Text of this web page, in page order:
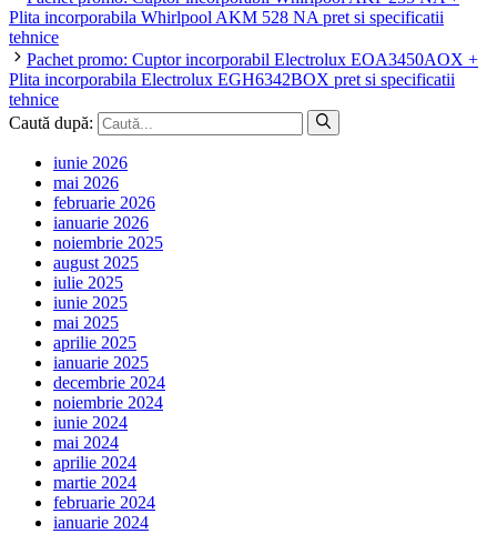
Plita incorporabila Whirlpool AKM 528 NA pret si specificatii
tehnice
Pachet promo: Cuptor incorporabil Electrolux EOA3450AOX +
Plita incorporabila Electrolux EGH6342BOX pret si specificatii
tehnice
Caută după:
iunie 2026
mai 2026
februarie 2026
ianuarie 2026
noiembrie 2025
august 2025
iulie 2025
iunie 2025
mai 2025
aprilie 2025
ianuarie 2025
decembrie 2024
noiembrie 2024
iunie 2024
mai 2024
aprilie 2024
martie 2024
februarie 2024
ianuarie 2024